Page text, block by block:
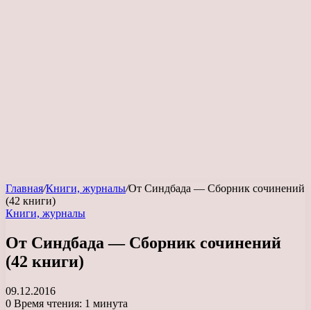
Главная/Книги, журналы/От Синдбада — Сборник сочинений
(42 книги)
Книги, журналы
От Синдбада — Сборник сочинений
(42 книги)
09.12.2016
0 Время чтения: 1 минута